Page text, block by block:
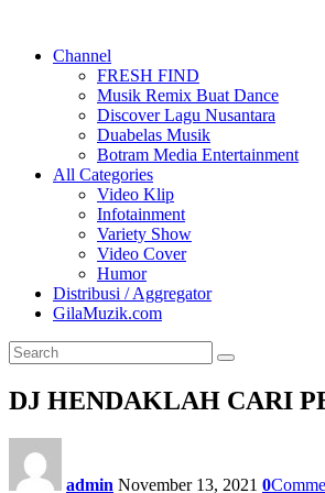
Channel
FRESH FIND
Musik Remix Buat Dance
Discover Lagu Nusantara
Duabelas Musik
Botram Media Entertainment
All Categories
Video Klip
Infotainment
Variety Show
Video Cover
Humor
Distribusi / Aggregator
GilaMuzik.com
DJ HENDAKLAH CARI
admin November 13, 2021 0